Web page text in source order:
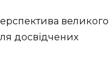
великого
досвідчених